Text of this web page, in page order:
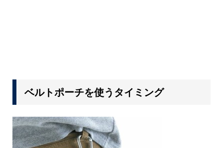
ベルトポーチを使うタイミング